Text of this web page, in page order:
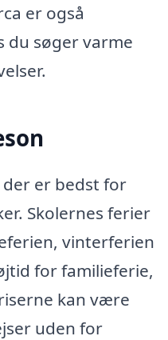
er også
du søger varme
er bedst for
Skolernes ferier
vinterferien
for familieferie,
kan være
uden for